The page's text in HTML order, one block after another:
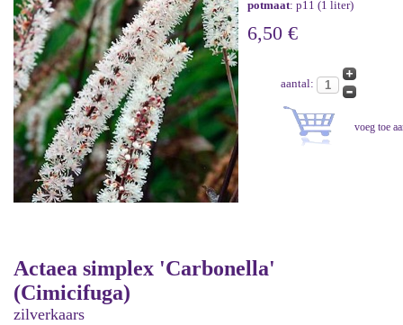
potmaat: p11 (1 liter)
6,50 €
aantal:
Actaea simplex 'Carbonella'
(Cimicifuga)
zilverkaars